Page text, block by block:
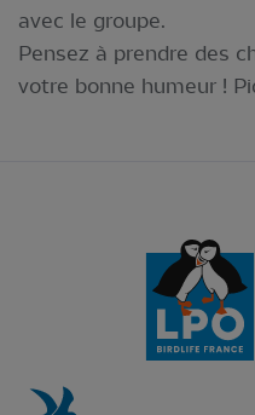
avec le groupe.
Pensez à prendre des
votre bonne humeur !